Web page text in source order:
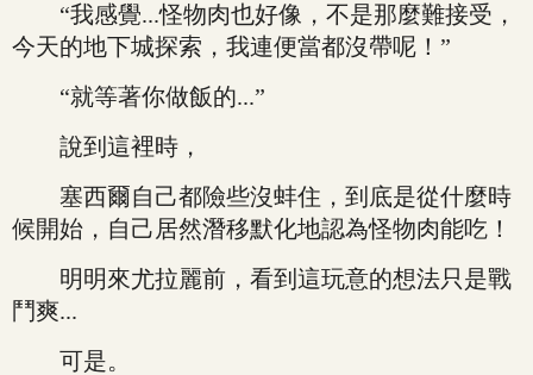
“我感覺...怪物肉也好像，不是那麼難接受，
今天的地下城探索，我連便當都沒帶呢！”
“就等著你做飯的...”
說到這裡時，
塞西爾自己都險些沒蚌住，到底是從什麼時
候開始，自己居然潛移默化地認為怪物肉能吃！
明明來尤拉麗前，看到這玩意的想法只是戰
鬥爽...
可是。